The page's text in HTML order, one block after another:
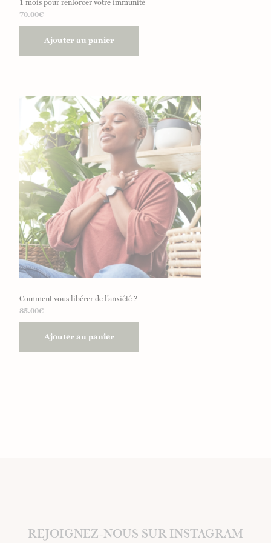
70.00€
Ajouter au panier
Comment vous libérer de l’anxiété ?
85.00€
Ajouter au panier
REJOIGNEZ-NOUS SUR INSTAGRAM